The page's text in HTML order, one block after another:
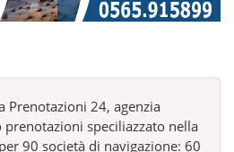
Prenotazioni 24, agenzia
speciliazzato nella
90 società di navigazione: 60